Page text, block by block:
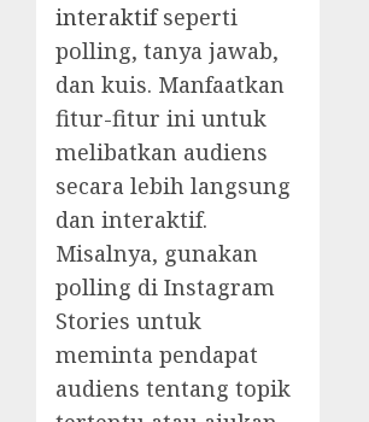
interaktifseperti
polling, tanya jawab,
dan kuis. Manfaatkan
fitur-fitur ini untuk
melibatkan audiens
secara lebih langsung
dan interaktif.
Misalnya, gunakan
polling di Instagram
Stories untuk
meminta pendapat
audiens tentang topik